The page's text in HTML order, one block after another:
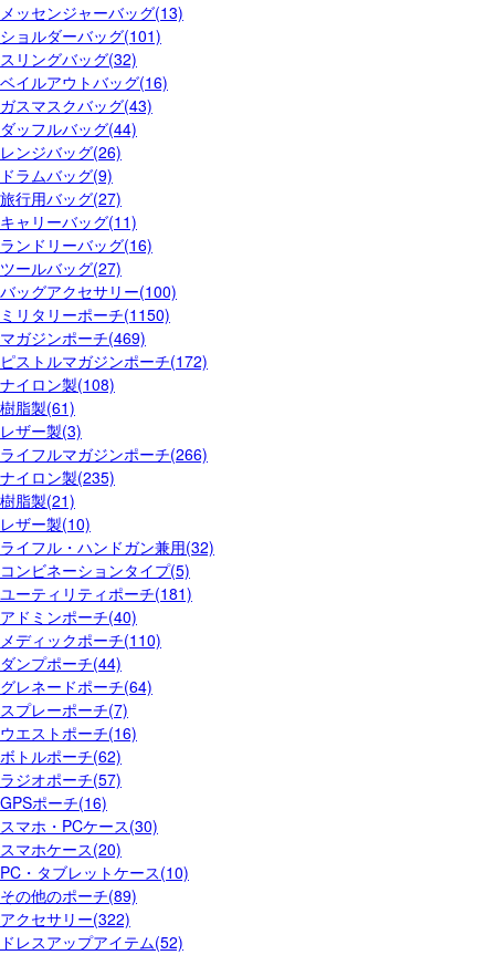
メッセンジャーバッグ(13)
ショルダーバッグ(101)
スリングバッグ(32)
ベイルアウトバッグ(16)
ガスマスクバッグ(43)
ダッフルバッグ(44)
レンジバッグ(26)
ドラムバッグ(9)
旅行用バッグ(27)
キャリーバッグ(11)
ランドリーバッグ(16)
ツールバッグ(27)
バッグアクセサリー(100)
ミリタリーポーチ(1150)
マガジンポーチ(469)
ピストルマガジンポーチ(172)
ナイロン製(108)
樹脂製(61)
レザー製(3)
ライフルマガジンポーチ(266)
ナイロン製(235)
樹脂製(21)
レザー製(10)
ライフル・ハンドガン兼用(32)
コンビネーションタイプ(5)
ユーティリティポーチ(181)
アドミンポーチ(40)
メディックポーチ(110)
ダンプポーチ(44)
グレネードポーチ(64)
スプレーポーチ(7)
ウエストポーチ(16)
ボトルポーチ(62)
ラジオポーチ(57)
GPSポーチ(16)
スマホ・PCケース(30)
スマホケース(20)
PC・タブレットケース(10)
その他のポーチ(89)
アクセサリー(322)
ドレスアップアイテム(52)